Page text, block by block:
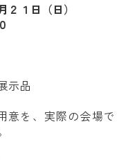
１日（日）
示品
意を、実際の会場で